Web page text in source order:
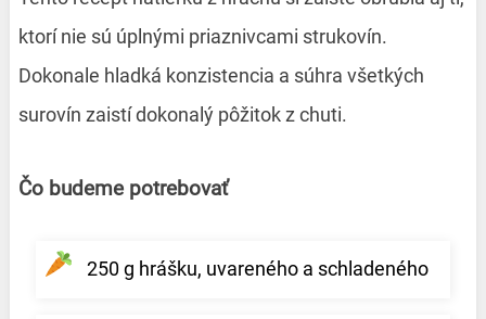
ktorí nie sú úplnými priaznivcami strukovín.
Dokonale hladká konzistencia a súhra všetkých
surovín zaistí dokonalý pôžitok z chuti.
Čo budeme potrebovať
250 g hrášku, uvareného a schladeného